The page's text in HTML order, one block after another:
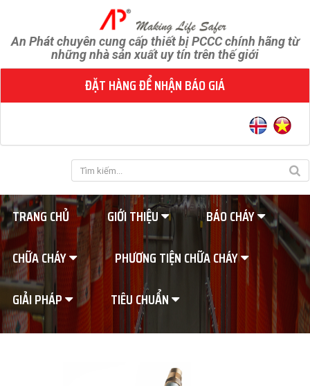
An Phát chuyên cung cấp thiết bị PCCC chính hãng từ
những nhà sản xuất uy tín trên thế giới
ĐẶT HÀNG ĐỂ NHẬN BÁO GIÁ
TRANG CHỦ GIỚI THIỆU
BÁO CHÁY
CHỮA CHÁY
PHƯƠNG TIỆN CHỮA CHÁY
GIẢI PHÁP
TIÊU CHUẨN